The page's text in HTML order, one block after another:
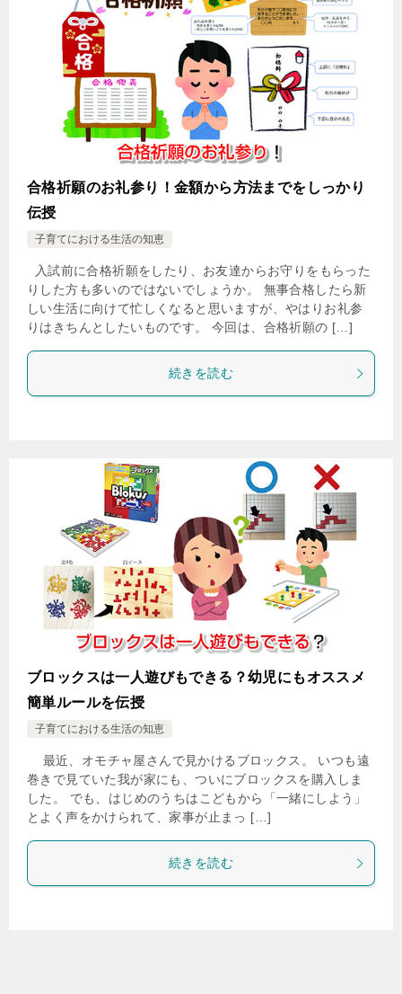
合格祈願のお礼参り！金額から方法までをしっかり
伝授
子育てにおける生活の知恵
入試前に合格祈願をしたり、お友達からお守りをもらった
りした方も多いのではないでしょうか。 無事合格したら新
しい生活に向けて忙しくなると思いますが、やはりお礼参
りはきちんとしたいものです。 今回は、合格祈願の […]
続きを読む
ブロックスは一人遊びもできる？幼児にもオススメ
簡単ルールを伝授
子育てにおける生活の知恵
最近、オモチャ屋さんで見かけるブロックス。 いつも遠
巻きで見ていた我が家にも、ついにブロックスを購入しま
した。 でも、はじめのうちはこどもから「一緒にしよう」
とよく声をかけられて、家事が止まっ […]
続きを読む